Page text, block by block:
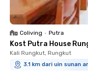
Coliving • Putra
Kost Putra House
Kali Rungkut, Rungkut
3.1 km dari uin sunan